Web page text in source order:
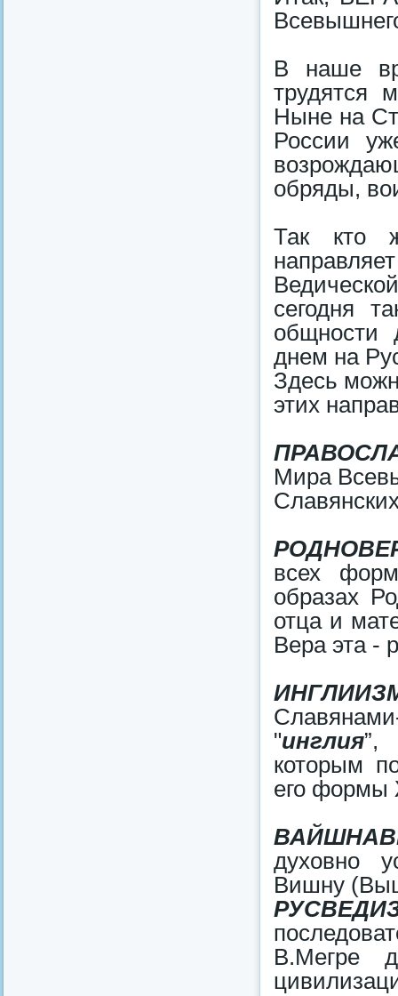
В наше
трудятся
Ныне на
России
обряды,
Так кто
сегодня
общности
днем на
Здесь
этих
Мира
всех
образах
отца и
Вера эта -
"инглия”,
которым
его формы
духовно
Вишну
В.Мегре